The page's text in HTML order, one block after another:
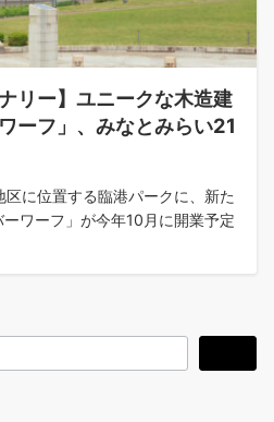
リー】ユニークな木造建
ーフ」、みなとみらい21
に位置する臨港パークに、新た
ワーフ」が今年10月に開業予定